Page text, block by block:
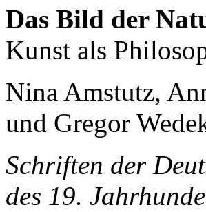
Das Bild der
Kunst als
Nina Amstutz,
und Gregor
Schriften der
des 19.